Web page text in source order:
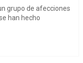
grupo de afecciones
han hecho